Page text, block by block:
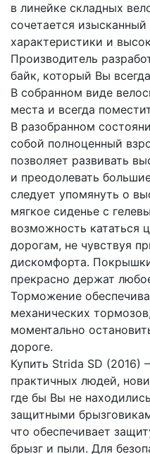
в линейке складных
сочетается
характеристики и
Производитель
байк, который Вы
В собранном виде
места и всегда
В разобранном
собой полноценный
позволяет развивать
и преодолевать
следует упомянуть о
мягкое сиденье с
возможность
дорогам, не чувствуя
дискомфорта.
прекрасно держат
Торможение
механических
моментально
дороге.
Купить Strida SD (2016)
практичных людей,
где бы Вы не
защитными
что обеспечивает
брызг и пыли. Для